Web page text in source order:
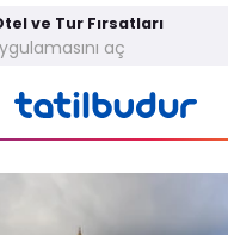
ve Tur Fırsatları
aç